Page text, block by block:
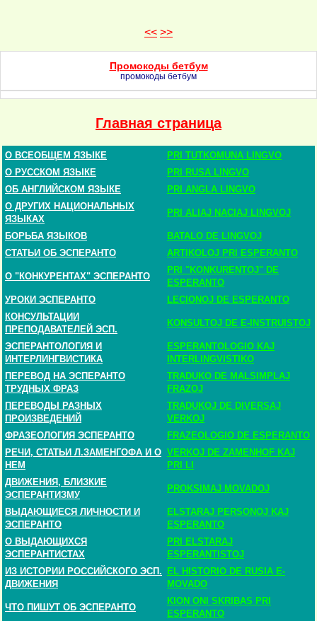
<< >>
Промокоды бетбум
промокоды бетбум
Главная страница
О ВСЕОБЩЕМ ЯЗЫКЕ
PRI TUTKOMUNA LINGVO
О РУССКОМ ЯЗЫКЕ
PRI RUSA LINGVO
ОБ АНГЛИЙСКОМ ЯЗЫКЕ
PRI ANGLA LINGVO
О ДРУГИХ НАЦИОНАЛЬНЫХ
ЯЗЫКАХ
PRI ALIAJ NACIAJ LINGVOJ
БОРЬБА ЯЗЫКОВ
BATALO DE LINGVOJ
СТАТЬИ ОБ ЭСПЕРАНТО
ARTIKOLOJ PRI ESPERANTO
О "КОНКУРЕНТАХ" ЭСПЕРАНТО
PRI "KONKURENTOJ" DE
ESPERANTO
УРОКИ ЭСПЕРАНТО
LECIONOJ DE ESPERANTO
КОНСУЛЬТАЦИИ
ПРЕПОДАВАТЕЛЕЙ ЭСП.
KONSULTOJ DE E-INSTRUISTOJ
ЭСПЕРАНТОЛОГИЯ И
ИНТЕРЛИНГВИСТИКА
ESPERANTOLOGIO KAJ
INTERLINGVISTIKO
ПЕРЕВОД НА ЭСПЕРАНТО
ТРУДНЫХ ФРАЗ
TRADUKO DE MALSIMPLAJ
FRAZOJ
ПЕРЕВОДЫ РАЗНЫХ
ПРОИЗВЕДЕНИЙ
TRADUKOJ DE DIVERSAJ
VERKOJ
ФРАЗЕОЛОГИЯ ЭСПЕРАНТО
FRAZEOLOGIO DE ESPERANTO
РЕЧИ, СТАТЬИ Л.ЗАМЕНГОФА И О
НЕМ
VERKOJ DE ZAMENHOF KAJ
PRI LI
ДВИЖЕНИЯ, БЛИЗКИЕ
ЭСПЕРАНТИЗМУ
PROKSIMAJ MOVADOJ
ВЫДАЮЩИЕСЯ ЛИЧНОСТИ И
ЭСПЕРАНТО
ELSTARAJ PERSONOJ KAJ
ESPERANTO
О ВЫДАЮЩИХСЯ
ЭСПЕРАНТИСТАХ
PRI ELSTARAJ
ESPERANTISTOJ
ИЗ ИСТОРИИ РОССИЙСКОГО ЭСП.
ДВИЖЕНИЯ
EL HISTORIO DE RUSIA E-
MOVADO
ЧТО ПИШУТ ОБ ЭСПЕРАНТО
KION ONI SKRIBAS PRI
ESPERANTO